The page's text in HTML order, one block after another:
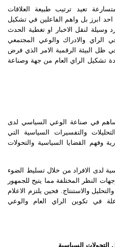
تعيد ترتيب طبيعة العلاقات
احد ابرز بل واهم الفاعلين في تشكيل
وسيلة لنقل الاخبار او تغطية الحدث
والادراك والوعي المجتمعي
ظل البيئة الرقمية الامر الذي فرض
تشكيل الراي العام من جهة وصناعة
في صناعة الوعي السياسي لدى
والتفسيرات السياسية التي
وفهم القضايا السياسية والتحولات
لدى الافراد من خلال تسليط الضوء
النظر المختلفة مما يتيح للجمهور
والاستنتاج. فحين يلتزم الاعلام
في تكوين الراي العام والوعي
التحولات السياسية